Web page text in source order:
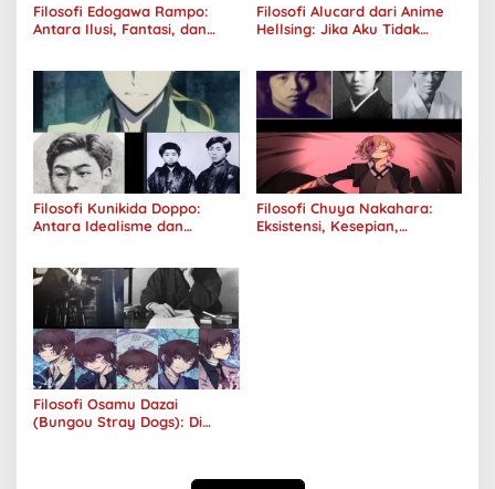
Filosofi Edogawa Rampo:
Antara Ilusi, Fantasi, dan
Filosofi Alucard dari Anime
Hellsing: Jika Aku Tidak
Filosofi Kunikida Doppo:
Antara Idealisme dan
Filosofi Chuya Nakahara:
Eksistensi, Kesepian,
Filosofi Osamu Dazai
(Bungou Stray Dogs): Di